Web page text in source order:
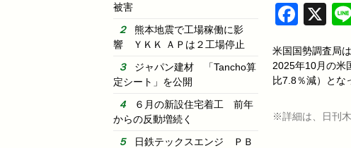
X
米国国勢調査局
2025年10月の米
比7.8％減）とな
※詳細は、日刊
被害
熊本地震で工場稼働に影
響 ＹＫＫ ＡＰは２工場停止
ジャパン建材 「Tancho算
定シート」を公開
６月の新設住宅着工 前年
からの反動増続く
日鉄テックスエンジ ＰＢ